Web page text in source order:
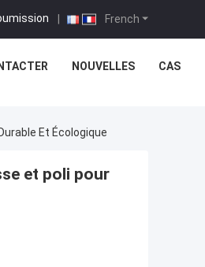
French
|
NOUVELLES CAS
Et Écologique
et poli pour